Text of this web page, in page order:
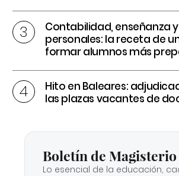
Contabilidad, enseñanza
personales: la receta de
formar alumnos más
Hito en Baleares:
las plazas vacantes de
Boletín de Magisterio
Lo esencial de la educación,